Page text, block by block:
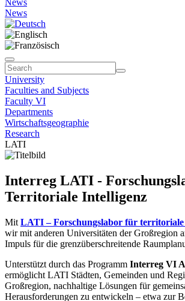
News
News
University
Faculties and Subjects
Faculty VI
Departments
Wirtschaftsgeographie
Research
LATI
Interreg LATI -
Territoriale Intelligenz
Mit LATI – Forschungslabor für territoriale
wir mit anderen Universitäten der Großregion
Impuls für die grenzüberschreitende
Unterstützt durch das Programm Interreg VI
ermöglicht LATI Städten, Gemeinden und
Großregion, nachhaltige Lösungen für
Herausforderungen zu entwickeln – etwa zur